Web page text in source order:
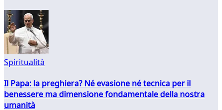
Spiritualità
Il Papa: la preghiera? Né evasione né tecnica per il
benessere ma dimensione fondamentale della nostra
umanità